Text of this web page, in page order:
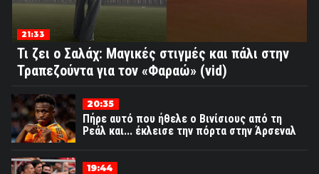
21:33
Τι ζει ο Σαλάχ: Μαγικές στιγμές και πάλι στην
Τραπεζούντα για τον «Φαραώ» (vid)
20:35
Πήρε αυτό που ήθελε ο Βινίσιους από τη
Ρεάλ και... έκλεισε την πόρτα στην Άρσεναλ
19:44